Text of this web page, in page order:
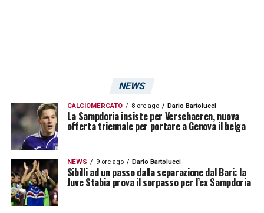
NEWS
CALCIOMERCATO 8 ore ago Dario Bartolucci
La Sampdoria insiste per Verschaeren, nuova
offerta triennale per portare a Genova il belga
NEWS 9 ore ago Dario Bartolucci
Sibilli ad un passo dalla separazione dal Bari: la
Juve Stabia prova il sorpasso per l’ex Sampdoria